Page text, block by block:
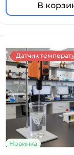
В
Новинка
Датчик